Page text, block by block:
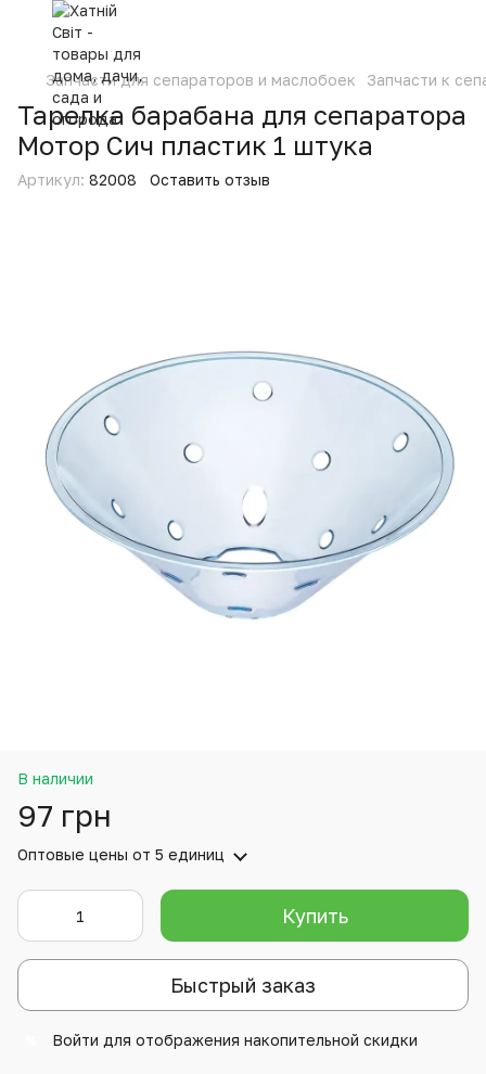
Запчасти для сепараторов и маслобоек Запчасти к
Тарелка барабана для сепаратора
Мотор Сич пластик 1 штука
Артикул: 82008 Оставить отзыв
В наличии
97 грн
Оптовые цены от 5 единиц
Купить
Быстрый заказ
Войти для отображения накопительной скидки